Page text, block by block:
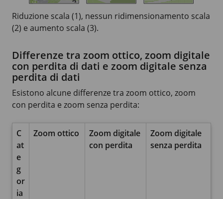
Riduzione scala (1), nessun ridimensionamento scala
(2) e aumento scala (3).
Differenze tra zoom ottico, zoom digitale
con perdita di dati e zoom digitale senza
perdita di dati
Esistono alcune differenze tra zoom ottico, zoom
con perdita e zoom senza perdita:
C
at
e
g
or
ia
Zoom ottico
Zoom digitale
con perdita
Zoom digitale
senza perdita